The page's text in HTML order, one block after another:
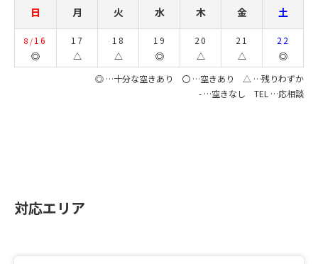
日 月 火 水 木 金 土
8/ 16
◎
17
△
18
△
19
◎
20
△
21
△
22
◎
◎ …十分な空きあり 〇 …空きあり △ …残りわずか
- …空きなし TEL …応相談
対応エリア